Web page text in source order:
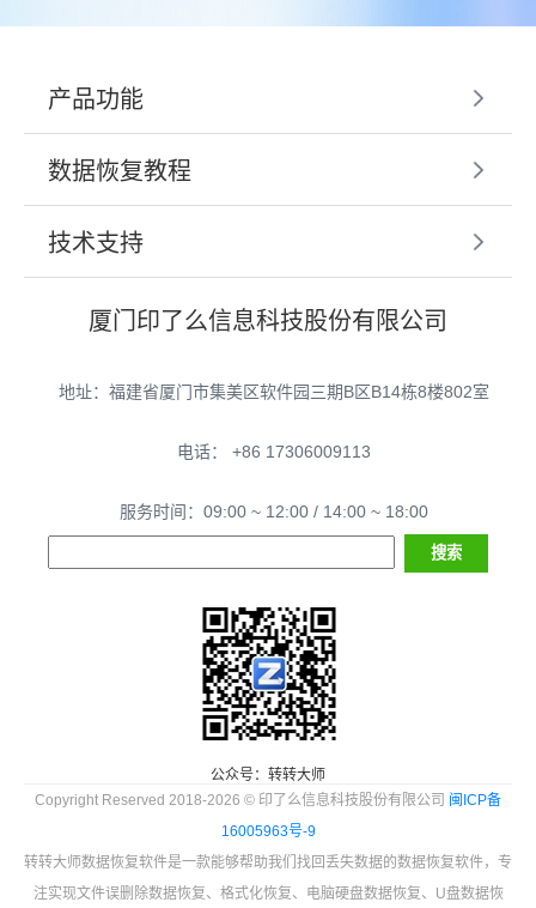
产品功能
数据恢复教程
技术支持
厦门印了么信息科技股份有限公司
地址：福建省厦门市集美区软件园三期B区B14栋8楼802室
电话： +86 17306009113
服务时间：09:00 ~ 12:00 / 14:00 ~ 18:00
公众号：转转大师
Copyright Reserved 2018-2026 © 印了么信息科技股份有限公司 闽ICP备
16005963号-9
转转大师数据恢复软件是一款能够帮助我们找回丢失数据的数据恢复软件，专
注实现文件误删除数据恢复、格式化恢复、电脑硬盘数据恢复、U盘数据恢